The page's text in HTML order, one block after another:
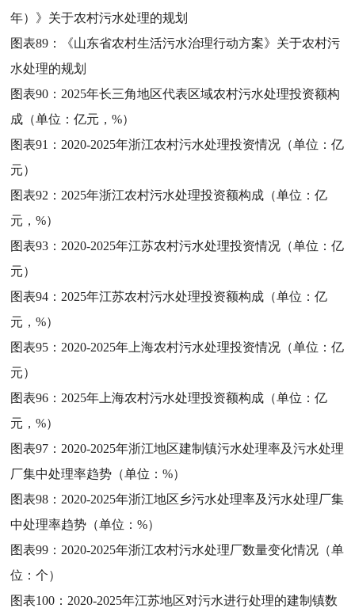
年）》关于农村污水处理的规划
图表89：
《山东省农村生活污水治理行动方案》关于农村污
水处理的规划
图表90： 2025年长三角地区代表区域农村污水处理投资额构
成（单位：亿元，%）
图表91： 2020-2025年浙江农村污水处理投资情况（单位：亿
元）
图表92： 2025年浙江农村污水处理投资额构成（单位：亿
元，%）
图表93： 2020-2025年江苏农村污水处理投资情况（单位：亿
元）
图表94： 2025年江苏农村污水处理投资额构成（单位：亿
元，%）
图表95： 2020-2025年上海农村污水处理投资情况（单位：亿
元）
图表96： 2025年上海农村污水处理投资额构成（单位：亿
元，%）
图表97： 2020-2025年浙江地区建制镇污水处理率及污水处理
厂集中处理率趋势（单位：%）
图表98： 2020-2025年浙江地区乡污水处理率及污水处理厂集
中处理率趋势（单位：%）
图表99： 2020-2025年浙江农村污水处理厂数量变化情况（单
位：个）
图表100： 2020-2025年江苏地区对污水进行处理的建制镇数